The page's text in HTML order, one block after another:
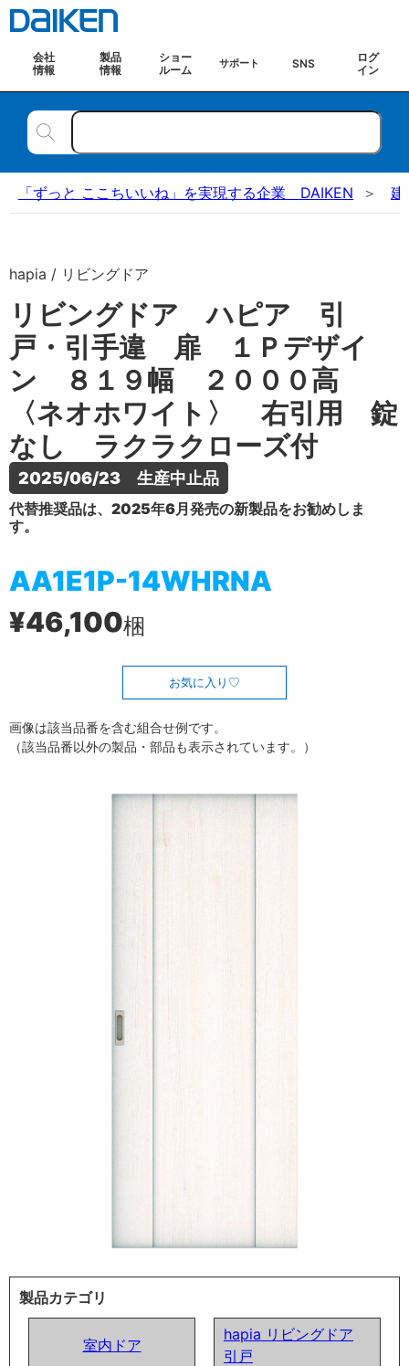
会社
情報
製品
情報
ショー
ルーム
サポート SNS
ログ
イン
「ずっと ここちいいね」を実現する企業 DAIKEN 建
hapia / リビングドア
リビングドア ハピア 引
戸・引手違 扉 １Ｐデザイ
ン ８１９幅 ２０００高
〈ネオホワイト〉 右引用 錠
なし ラクラクローズ付
2025/06/23　生産中止品
代替推奨品は、2025年6月発売の新製品をお勧めしま
す。
AA1E1P-14WHRNA
¥46,100梱
お気に入り
画像は該当品番を含む組合せ例です。
（該当品番以外の製品・部品も表示されています。）
製品カテゴリ
室内ドア
hapia リビングドア
引戸